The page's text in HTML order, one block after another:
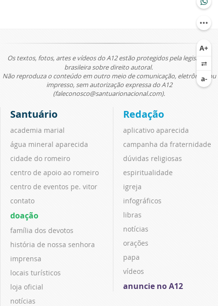
Os textos, fotos, artes e vídeos do A12 estão protegidos pela legislação
brasileira sobre direito autoral.
Não reproduza o conteúdo em outro meio de comunicação, eletrônico ou
impresso, sem autorização expressa do A12
(faleconosco@santuarionacional.com).
Santuário
academia marial
água mineral aparecida
cidade do romeiro
centro de apoio ao romeiro
centro de eventos pe. vitor
contato
doação
família dos devotos
história de nossa senhora
imprensa
locais turísticos
loja oficial
notícias
Redação
aplicativo aparecida
campanha da fraternidade
dúvidas religiosas
espiritualidade
igreja
infográficos
libras
notícias
orações
papa
vídeos
anuncie no A12